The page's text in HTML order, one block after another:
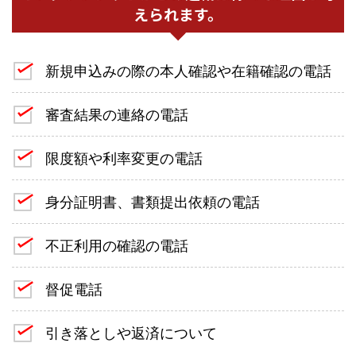
えられます。
新規申込みの際の本人確認や在籍確認の電話
審査結果の連絡の電話
限度額や利率変更の電話
身分証明書、書類提出依頼の電話
不正利用の確認の電話
督促電話
引き落としや返済について